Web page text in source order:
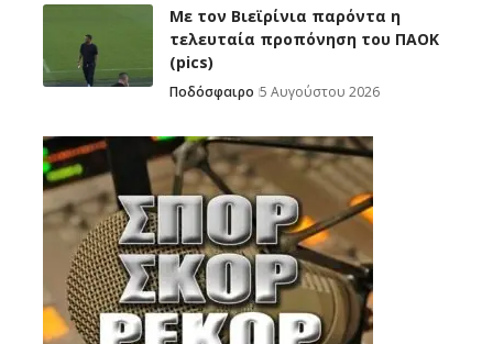
Με τον Βιεϊρίνια παρόντα η
τελευταία προπόνηση του ΠΑΟΚ
(pics)
Ποδόσφαιρο 5 Αυγούστου 2026